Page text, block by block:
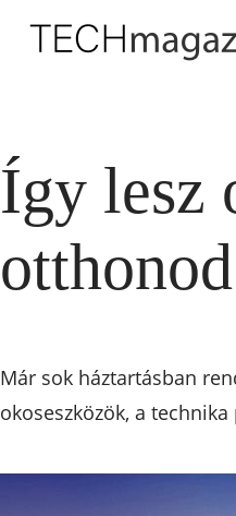
Így lesz
otthonod
Már sok háztartásban
okoseszközök, a